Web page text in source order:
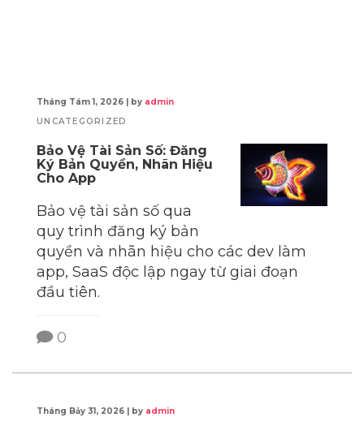
Tháng Tám 1, 2026 | by admin
UNCATEGORIZED
Bảo Vệ Tài Sản Số: Đăng
Ký Bản Quyền, Nhãn Hiệu
Cho App
Bảo vệ tài sản số qua
quy trình đăng ký bản
quyền và nhãn hiệu cho các dev làm
app, SaaS độc lập ngay từ giai đoạn
đầu tiên.
0
Tháng Bảy 31, 2026 | by admin